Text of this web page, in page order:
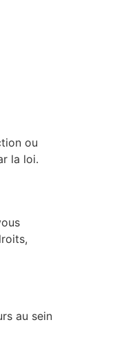
ou
la loi.
au sein